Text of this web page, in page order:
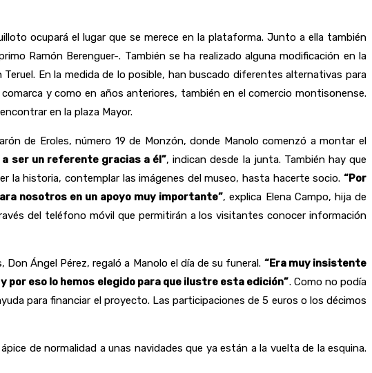
ocupará el lugar que se merece en la plataforma. Junto a ella también
Ramón Berenguer-. También se ha realizado alguna modificación en la
En la medida de lo posible, han buscado diferentes alternativas para
y como en años anteriores, también en el comercio montisonense.
en la plaza Mayor.
de Eroles, número 19 de Monzón, donde Manolo comenzó a montar el
ser un referente gracias a él”, indican desde la junta. También hay que
la historia, contemplar las imágenes del museo, hasta hacerte socio. “Por
nosotros en un apoyo muy importante”, explica Elena Campo, hija de
del teléfono móvil que permitirán a los visitantes conocer información
Ángel Pérez, regaló a Manolo el día de su funeral. “Era muy insistente
por eso lo hemos elegido para que ilustre esta edición”. Como no podía
para financiar el proyecto. Las participaciones de 5 euros o los décimos
de normalidad a unas navidades que ya están a la vuelta de la esquina.